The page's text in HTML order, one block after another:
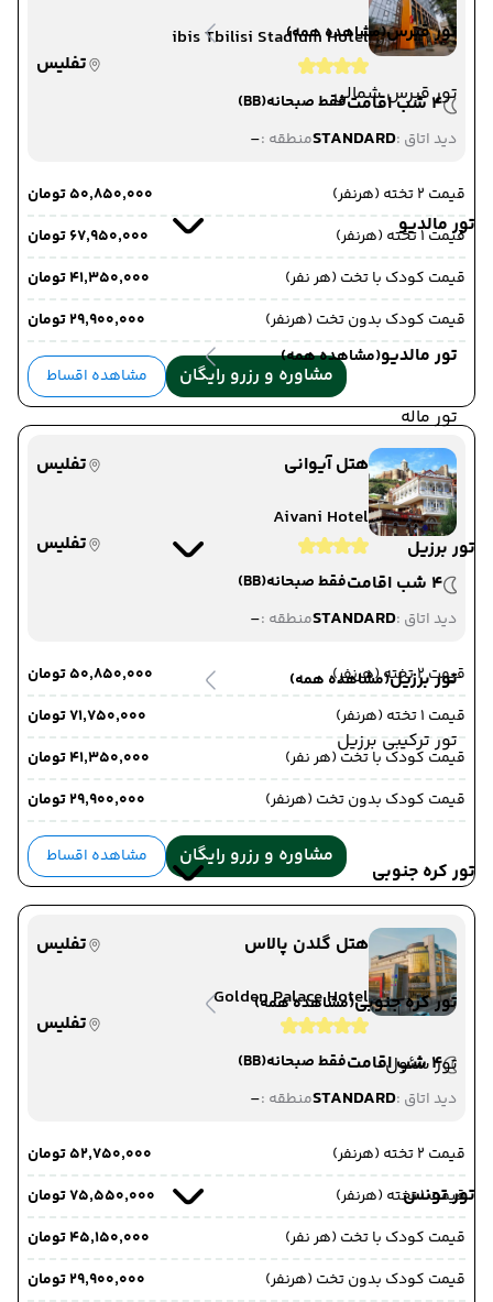
تور قبرس(مشاهده همه)
تور قبرس شمالی
تور مالدیو
تور مالدیو(مشاهده همه)
تور ماله
تور برزیل
تور برزیل(مشاهده همه)
تور ترکیبی برزیل
تور کره جنوبی
تور کره جنوبی(مشاهده همه)
تور سئول
تور تونس
ibis Tbilisi Stadium Hotel
تفلیس
4 شب اقامت
فقط صبحانه(BB)
دید اتاق :STANDARDمنطقه :-
قیمت 2 تخته (هرنفر)
۵۰٬۸۵۰٬۰۰۰ تومان
قیمت 1 تخته (هرنفر)
۶۷٬۹۵۰٬۰۰۰ تومان
قیمت کودک با تخت (هر نفر)
۴۱٬۳۵۰٬۰۰۰ تومان
قیمت کودک بدون تخت (هرنفر)
۲۹٬۹۰۰٬۰۰۰ تومان
مشاوره و رزرو رایگان مشاهده اقساط
هتل آیوانی
تفلیس
Aivani Hotel
تفلیس
4 شب اقامت
فقط صبحانه(BB)
دید اتاق :STANDARDمنطقه :-
قیمت 2 تخته (هرنفر)
۵۰٬۸۵۰٬۰۰۰ تومان
قیمت 1 تخته (هرنفر)
۷۱٬۷۵۰٬۰۰۰ تومان
قیمت کودک با تخت (هر نفر)
۴۱٬۳۵۰٬۰۰۰ تومان
قیمت کودک بدون تخت (هرنفر)
۲۹٬۹۰۰٬۰۰۰ تومان
مشاوره و رزرو رایگان مشاهده اقساط
هتل گلدن پالاس
تفلیس
Golden Palace Hotel
تفلیس
4 شب اقامت
فقط صبحانه(BB)
دید اتاق :STANDARDمنطقه :-
قیمت 2 تخته (هرنفر)
۵۲٬۷۵۰٬۰۰۰ تومان
قیمت 1 تخته (هرنفر)
۷۵٬۵۵۰٬۰۰۰ تومان
قیمت کودک با تخت (هر نفر)
۴۵٬۱۵۰٬۰۰۰ تومان
قیمت کودک بدون تخت (هرنفر)
۲۹٬۹۰۰٬۰۰۰ تومان